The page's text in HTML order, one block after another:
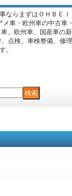
ならまずはＯＨＢＥ
車・欧州車の中古
、欧州車、国産車の
点検、車検整備、
。